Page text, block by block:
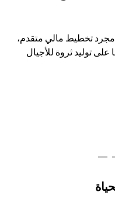
مجرد تخطيط مالي متقدم،
توليد ثروة للأجيال